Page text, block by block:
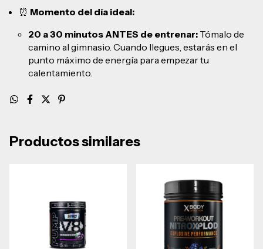
⏰ Momento del día ideal:
20 a 30 minutos ANTES de entrenar: Tómalo de
camino al gimnasio. Cuando llegues, estarás en el
punto máximo de energía para empezar tu
calentamiento.
Productos similares